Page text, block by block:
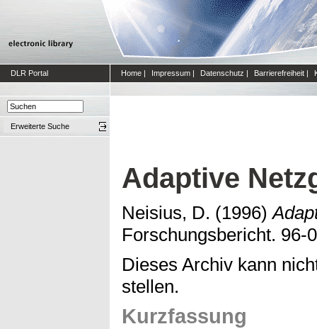
DLR Portal Home | Impressum | Datenschutz | Barrierefreiheit |
Erweiterte Suche
Adaptive
Neisius, D. (1996)
Forschungsbericht. 96-
Dieses Archiv kann
stellen.
Kurzfassung